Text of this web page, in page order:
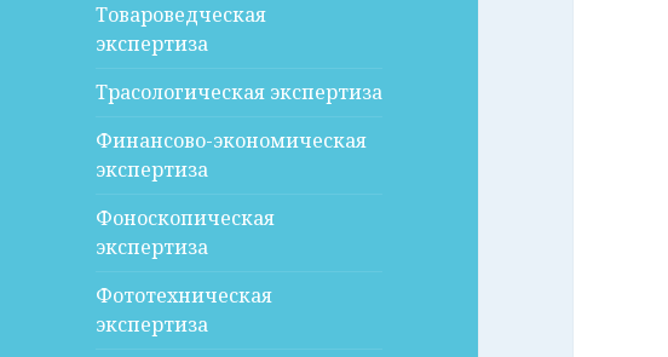
Товароведческая
экспертиза
Трасологическая экспертиза
Финансово-экономическая
экспертиза
Фоноскопическая
экспертиза
Фототехническая
экспертиза